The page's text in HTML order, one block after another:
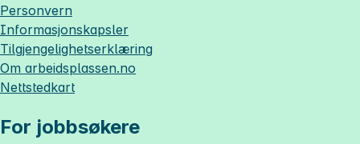
Personvern
Informasjonskapsler
Tilgjengelighetserklæring
Om arbeidsplassen.no
Nettstedkart
For jobbsøkere